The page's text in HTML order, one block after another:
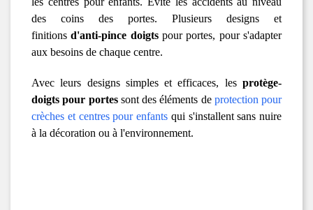
des coins des portes. Plusieurs designs et
finitionsd'anti-pince doigtspour portes, pour s'adapter
aux besoins de chaque centre.
Avec leurs designs simples et efficaces, les protège-
doigts pour portessont des éléments de protection pour
crèches et centres pour enfants qui s'installent sans nuire
à la décoration ou à l'environnement.